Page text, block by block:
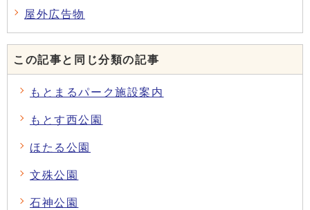
屋外広告物
この記事と同じ分類の記事
もとまるパーク施設案内
もとす西公園
ほたる公園
文殊公園
石神公園